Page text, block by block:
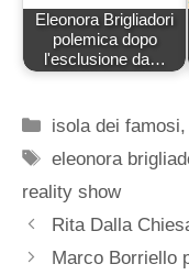
Eleonora Brigliadori
polemica dopo
l'esclusione da…
Categorie
isola dei famosi,
Tag
eleonora
reality show
Rita Dalla
Marco Borriello